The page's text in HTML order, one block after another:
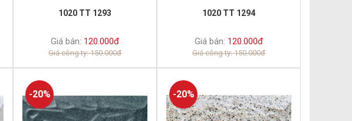
1020 TT 1293
Giá bán: 120.000đ
Giá công ty: 150.000đ
1020 TT 1294
Giá bán: 120.000đ
Giá công ty: 150.000đ
-20% -20%